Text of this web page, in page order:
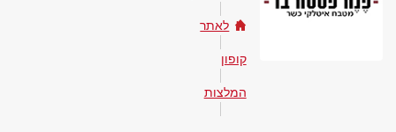
לאתר
קופון
המלצות